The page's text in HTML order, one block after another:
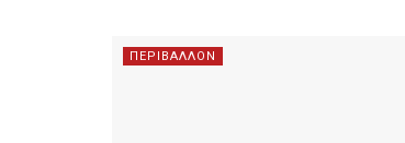
ΠΕΡΙΒΑΛΛΟΝ